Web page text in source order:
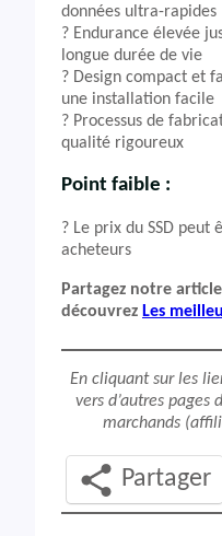
données ultra-rapides
?️ Endurance élevée
longue durée de vie
? Design compact et
une installation facile
? Processus de
qualité rigoureux
Point faible :
? Le prix du SSD
acheteurs
Partagez notre
découvrez Les
En cliquant sur les
vers d’autres pages
marchands
Partager